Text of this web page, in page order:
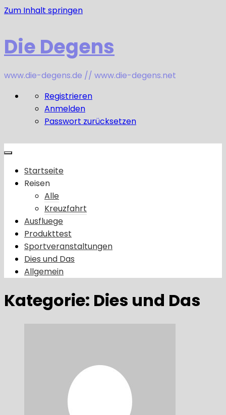
Zum Inhalt springen
Die Degens
www.die-degens.de // www.die-degens.net
Registrieren
Anmelden
Passwort zurücksetzen
Startseite
Reisen
Alle
Kreuzfahrt
Ausfluege
Produkttest
Sportveranstaltungen
Dies und Das
Allgemein
Kategorie: Dies und Das